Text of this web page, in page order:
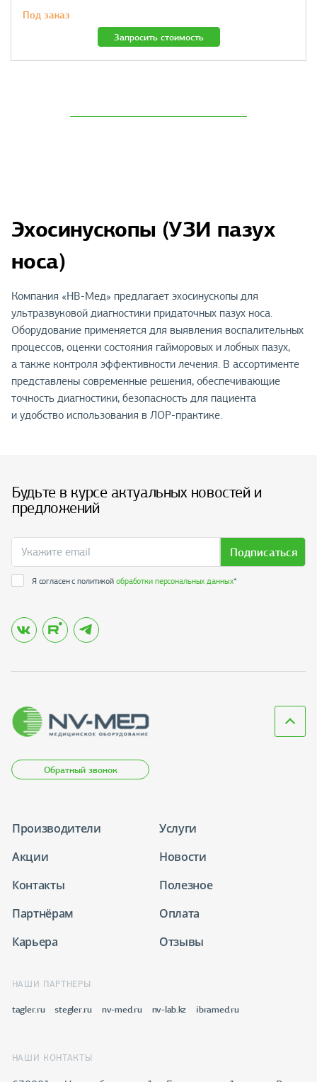
Под заказ
Запросить стоимость
Эхосинускопы (УЗИ пазух
носа)
Компания «НВ-Мед» предлагает эхосинускопы для
ультразвуковой диагностики придаточных пазух носа.
Оборудование применяется для выявления воспалительных
процессов, оценки состояния гайморовых и лобных пазух,
а также контроля эффективности лечения. В ассортименте
представлены современные решения, обеспечивающие
точность диагностики, безопасность для пациента
и удобство использования в ЛОР-практике.
Будьте в курсе актуальных новостей и
предложений
Подписаться
Я согласен с политикойобработки персональных данных*
Обратный звонок
Производители
Услуги
Акции
Новости
Контакты
Полезное
Партнёрам
Оплата
Карьера
Отзывы
НАШИ ПАРТНЕРЫ
tagler.ru stegler.ru nv-med.ru nv-lab.kz ibramed.ru
НАШИ КОНТАКТЫ